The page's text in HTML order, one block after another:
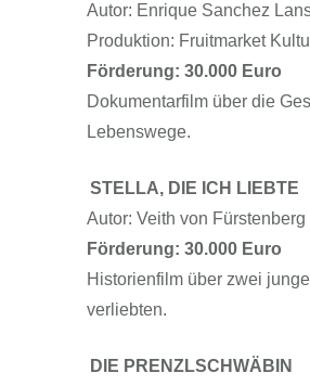
Autor: Enrique Sanchez
Produktion: Fruitmarket
Förderung: 30.000 Euro
Dokumentarfilm über die
Lebenswege.
STELLA, DIE ICH LIEBTE
Autor: Veith von Fürstenberg
Förderung: 30.000 Euro
Historienfilm über zwei
verliebten.
DIE PRENZLSCHWÄBIN